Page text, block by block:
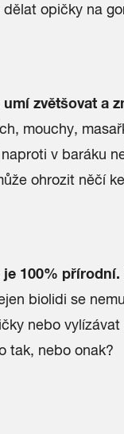
dělat opičky na
umí zvětšovat a
mouchy,
v baráku
ohrozit něčí
je 100% přírodní.
biolidi se
nebo
tak, nebo onak?